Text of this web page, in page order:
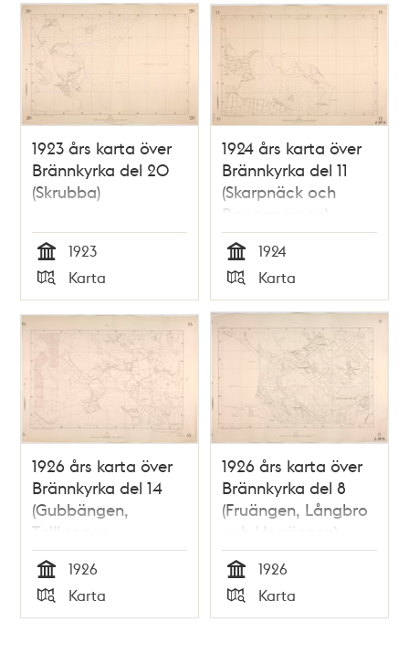
1923 års karta över
Brännkyrka del 20
(Skrubba)
Tid
1923
Typ
Karta
1924 års karta över
Brännkyrka del 11
(Skarpnäck och
Bagarmossen)
Tid
1924
Typ
Karta
1926 års karta över
Brännkyrka del 14
(Gubbängen,
Tallkrogen,
Herrängen och
Örby)
Tid
1926
Typ
Karta
1926 års karta över
Brännkyrka del 8
(Fruängen, Långbro
och Herrängen)
Tid
1926
Typ
Karta